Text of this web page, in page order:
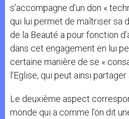
s’accompagne d’un don «
qui lui permet de maîtriser sa
de la Beauté a pour fonction
dans cet engagement en lui
certaine manière de se «
l’Eglise, qui peut ainsi partager
Le deuxième aspect
monde qui a comme l’on dit